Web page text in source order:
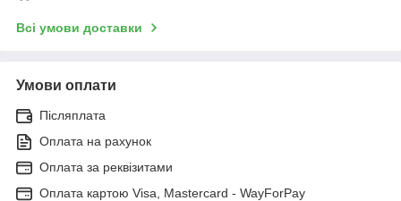
Всі умови доставки
Умови оплати
Післяплата
Оплата на рахунок
Оплата за реквізитами
Оплата картою Visa, Mastercard - WayForPay